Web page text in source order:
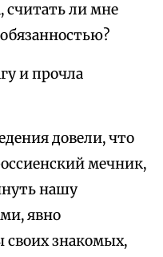
считать ли мне
и прочла
довели, что
мечник,
нашу
явно
знакомых,